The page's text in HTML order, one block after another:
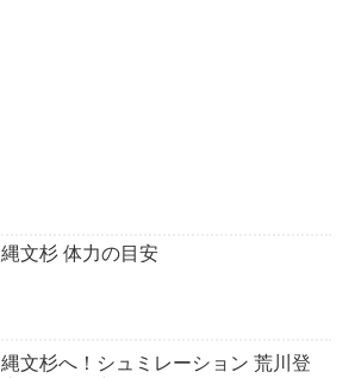
縄文杉 体力の目安
縄文杉へ！シュミレーション 荒川登